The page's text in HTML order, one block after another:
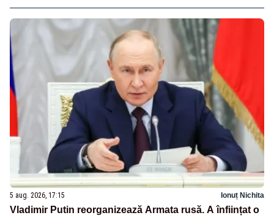
5 aug. 2026, 17:15 Ionuț Nichita
Vladimir Putin reorganizează Armata rusă. A înființat o